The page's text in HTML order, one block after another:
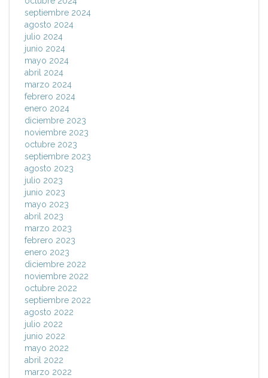
septiembre 2024
agosto 2024
julio 2024
junio 2024
mayo 2024
abril 2024
marzo 2024
febrero 2024
enero 2024
diciembre 2023
noviembre 2023
octubre 2023
septiembre 2023
agosto 2023
julio 2023
junio 2023
mayo 2023
abril 2023
marzo 2023
febrero 2023
enero 2023
diciembre 2022
noviembre 2022
octubre 2022
septiembre 2022
agosto 2022
julio 2022
junio 2022
mayo 2022
abril 2022
marzo 2022